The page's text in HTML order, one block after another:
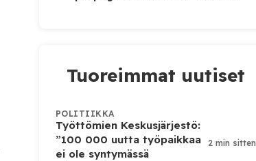
Tuoreimmat uutiset
POLITIIKKA
Työttömien Keskusjärjestö:
”100 000 uutta työpaikkaa
ei ole syntymässä
2 min sitten